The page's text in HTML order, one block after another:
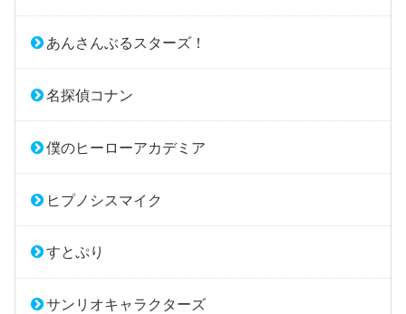
あんさんぶるスターズ！
名探偵コナン
僕のヒーローアカデミア
ヒプノシスマイク
すとぷり
サンリオキャラクターズ